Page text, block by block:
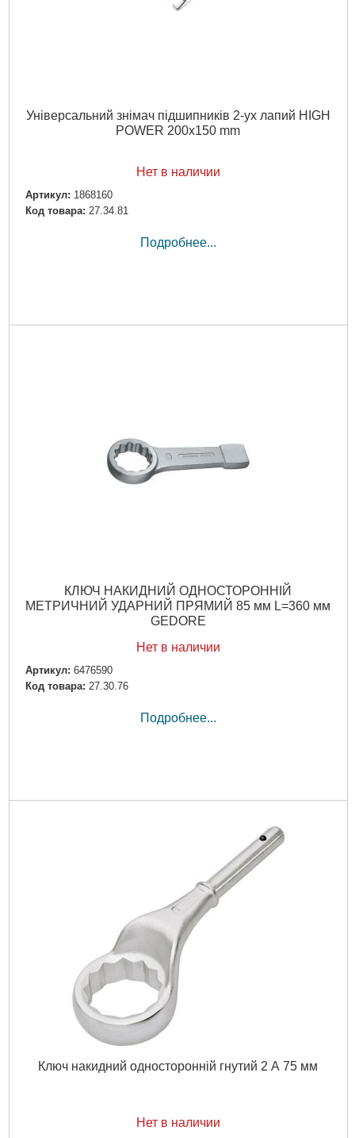
Універсальний знімач підшипників 2-ух лапий HIGH
POWER 200x150 mm
Нет в наличии
Артикул: 1868160
Код товара: 27.34.81
Подробнее...
КЛЮЧ НАКИДНИЙ ОДНОСТОРОННІЙ
МЕТРИЧНИЙ УДАРНИЙ ПРЯМИЙ 85 мм L=360 мм
GEDORE
Нет в наличии
Артикул: 6476590
Код товара: 27.30.76
Подробнее...
Ключ накидний односторонній гнутий 2 А 75 мм
Нет в наличии